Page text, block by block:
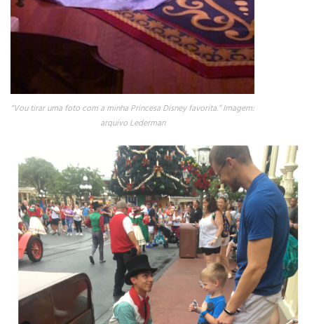
“Vou tirar uma foto com a minha Princesa Disney favorita.” Imagem:
arquivo Lederman